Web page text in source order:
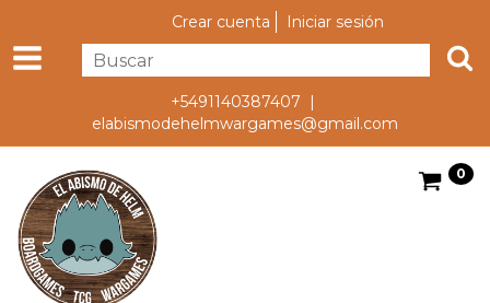
Crear cuenta Iniciar sesión
+5491140387407 |
elabismodehelmwargames@gmail.com
0